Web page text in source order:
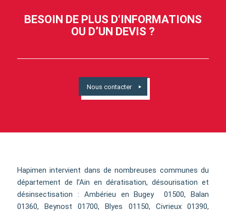
BESOIN DE PLUS D‘INFORMATIONS
OU D’UN DEVIS ?
Nous contacter
Hapimen intervient dans de nombreuses communes du
département de l’Ain en dératisation, désourisation et
désinsectisation : Ambérieu en Bugey 01500, Balan
01360, Beynost 01700, Blyes 01150, Civrieux 01390,